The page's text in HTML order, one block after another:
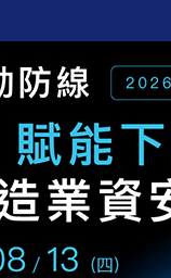
觀點 解決方案